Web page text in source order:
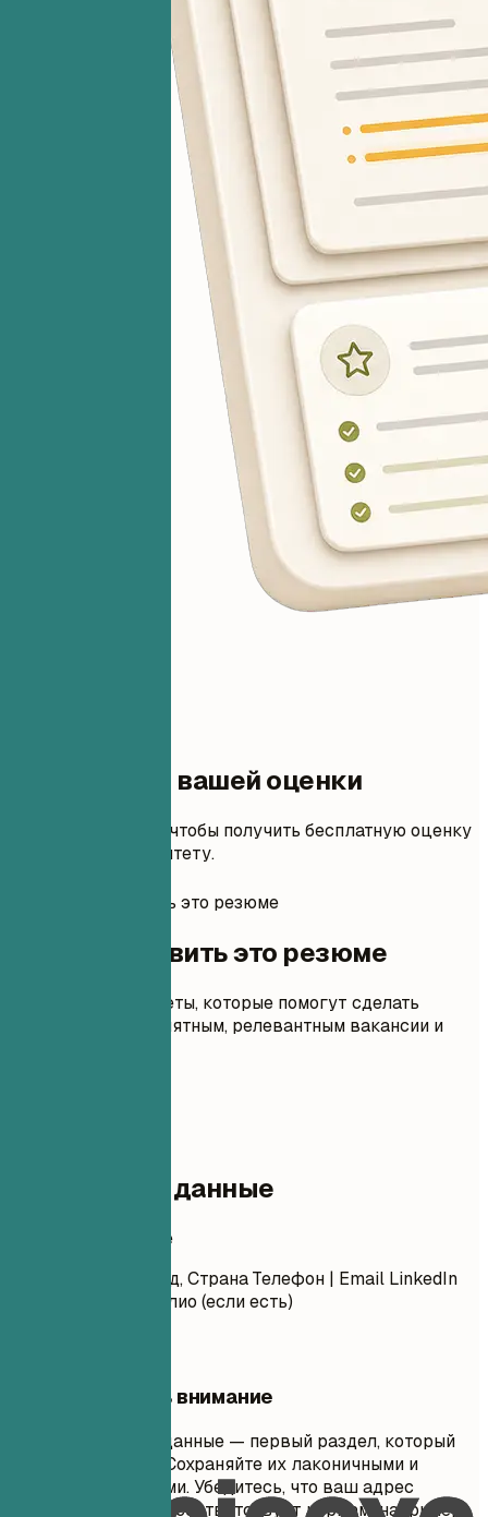
Один шаг до вашей оценки
Добавьте резюме, чтобы получить бесплатную оценку
и правки по приоритету.
Как подготовить это резюме
Как подготовить это резюме
Практические советы, которые помогут сделать
каждый раздел понятным, релевантным вакансии и
Контактные данные
Контактные данные
Имя Фамилия Город, Страна Телефон | Email LinkedIn
Профиль | Портфолио (если есть)
На что обратить внимание
Ваши контактные данные — первый раздел, который
видят рекрутеры. Сохраняйте их лаконичными и
профессиональными. Убедитесь, что ваш адрес
электронной почты соответствует нормам (например,